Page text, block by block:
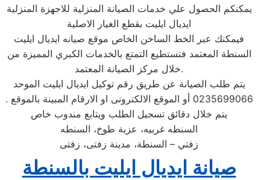
يمكنكم الحصول علي خدمات الصيانة المنزلية للاجهزة المنزلية
ايديال ايليت بقطع الغيار الاصلية
فيمكنك عبر الخط الساخن الخاص موقع صيانه ايديال ايليت
السنطة المعتمد فتستطيع التمتع بالخدمات الكبري المميزة من
خلال مركز الصيانة المعتمد.
يتم طلب الصيانة عن طريق رقم توكيل ايديال ايليت الموحد
0235699066 أو الموقع الالكترونى او الارقام المبينة بالموقع .
يتم خلال دقائق تسجيل الطلب ويتابع مندوب خاص
السنطه غربيه، عزبة طوخ، السنطه
زفتي – السنطة، مدينة زفتى، زفتى
صيانة ايديال ايليت بالسنطة